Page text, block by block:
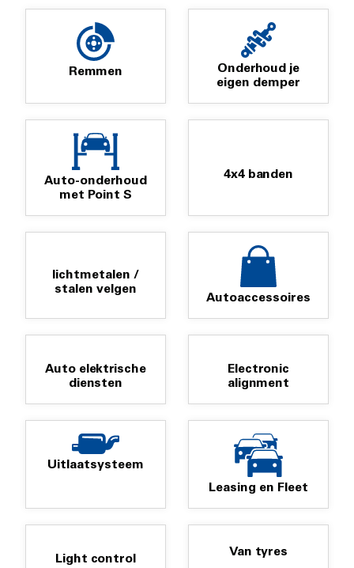
Remmen
Onderhoud je
eigen demper
Auto-onderhoud
met Point S
4x4 banden
lichtmetalen /
stalen velgen
Autoaccessoires
Auto elektrische
diensten
Electronic
alignment
Uitlaatsysteem
Leasing en Fleet
Light control
Van tyres